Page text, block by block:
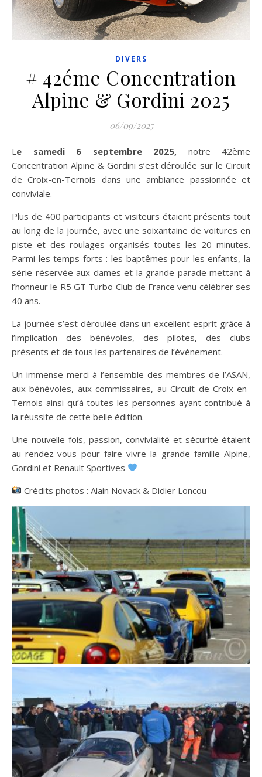
DIVERS
# 42éme Concentration
Alpine & Gordini 2025
06/09/2025
Le samedi 6 septembre 2025, notre 42ème
Concentration Alpine & Gordini s’est déroulée sur le Circuit
de Croix-en-Ternois dans une ambiance passionnée et
conviviale.
Plus de 400 participants et visiteurs étaient présents tout
au long de la journée, avec une soixantaine de voitures en
piste et des roulages organisés toutes les 20 minutes.
Parmi les temps forts : les baptêmes pour les enfants, la
série réservée aux dames et la grande parade mettant à
l’honneur le R5 GT Turbo Club de France venu célébrer ses
40 ans.
La journée s’est déroulée dans un excellent esprit grâce à
l’implication des bénévoles, des pilotes, des clubs
présents et de tous les partenaires de l’événement.
Un immense merci à l’ensemble des membres de l’ASAN,
aux bénévoles, aux commissaires, au Circuit de Croix-en-
Ternois ainsi qu’à toutes les personnes ayant contribué à
la réussite de cette belle édition.
Une nouvelle fois, passion, convivialité et sécurité étaient
au rendez-vous pour faire vivre la grande famille Alpine,
Gordini et Renault Sportives
Crédits photos : Alain Novack & Didier Loncou